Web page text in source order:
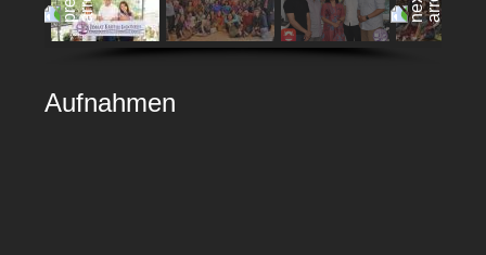
Aufnahmen